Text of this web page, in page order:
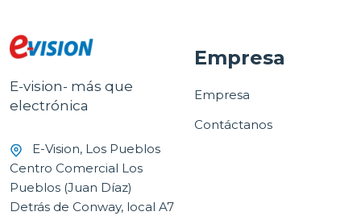
E-vision- más que
electrónica
E-Vision, Los Pueblos
Centro Comercial Los
Pueblos (Juan Díaz)
Detrás de Conway, local A7
Empresa
Empresa
Contáctanos